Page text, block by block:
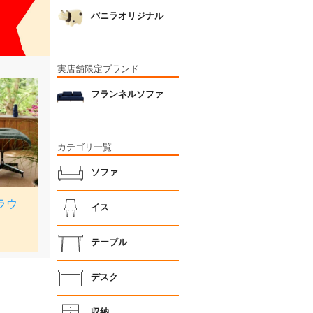
バニラオリジナル
実店舗限定ブランド
フランネルソファ
カテゴリ一覧
ソファ
イス
テーブル
デスク